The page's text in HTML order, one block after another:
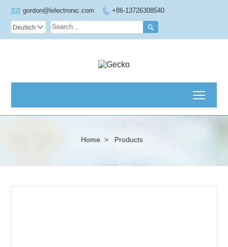
 gordon@lelectronic.com  +86-13726308540

Deutsch 
Home > Products